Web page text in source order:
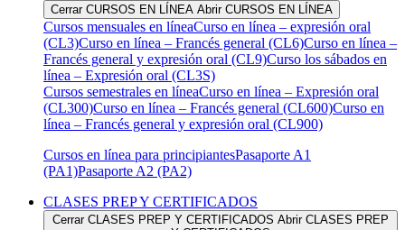
Cerrar CURSOS EN LÍNEA Abrir CURSOS EN LÍNEA
Cursos mensuales en líneaCurso en línea – expresión oral
(CL3)Curso en línea – Francés general (CL6)Curso en línea –
Francés general y expresión oral (CL9)Curso los sábados en
línea – Expresión oral (CL3S)
Cursos semestrales en líneaCurso en línea – Expresión oral
(CL300)Curso en línea – Francés general (CL600)Curso en
línea – Francés general y expresión oral (CL900)
Cursos en línea para principiantesPasaporte A1
(PA1)Pasaporte A2 (PA2)
CLASES PREP Y CERTIFICADOS
Cerrar CLASES PREP Y CERTIFICADOS Abrir CLASES PREP